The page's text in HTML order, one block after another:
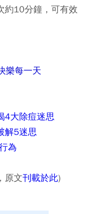
約10分鐘，可有效
樂每一天
4大除痘迷思
解5迷思
為
原文刊載於此)